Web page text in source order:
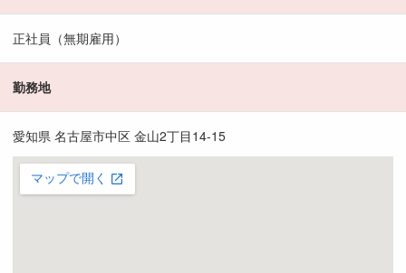
正社員（無期雇用）
勤務地
愛知県 名古屋市中区 金山2丁目14-15